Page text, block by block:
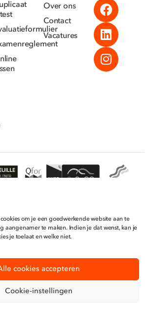
om je een goedwerkende website aan te
aangenamer te maken. Indien je dat wenst, kan je
je toelaat en welke niet.
cookies accepteren
Cookie-instellingen
Over ons
Contact
Vacatures